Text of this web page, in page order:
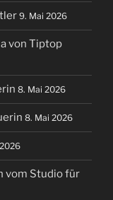
9. Mai 2026
von Tiptop
8. Mai 2026
8. Mai 2026
vom Studio für